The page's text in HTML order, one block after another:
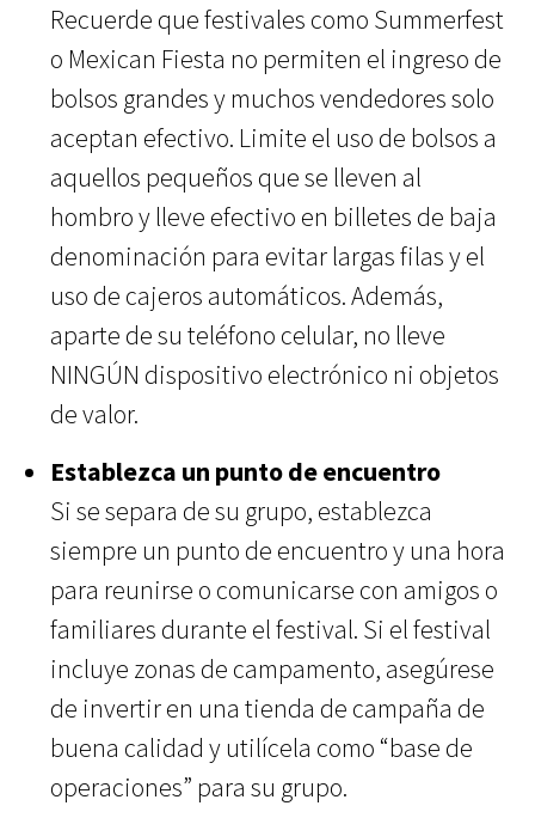
Recuerde que festivales como Summerfest
o Mexican Fiesta no permiten el ingreso de
bolsos grandes y muchos vendedores solo
aceptan efectivo. Limite el uso de bolsos a
aquellos pequeños que se lleven al
hombro y lleve efectivo en billetes de baja
denominación para evitar largas filas y el
uso de cajeros automáticos. Además,
aparte de su teléfono celular, no lleve
NINGÚN dispositivo electrónico ni objetos
de valor.
Establezca un punto de encuentro
Si se separa de su grupo, establezca
siempre un punto de encuentro y una hora
para reunirse o comunicarse con amigos o
familiares durante el festival. Si el festival
incluye zonas de campamento, asegúrese
de invertir en una tienda de campaña de
buena calidad y utilícela como “base de
operaciones” para su grupo.